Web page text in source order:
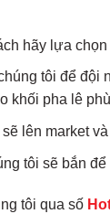
hãy lựa
tôi để đội
khối pha lê
lên market
tôi sẽ bắn
tôi qua số